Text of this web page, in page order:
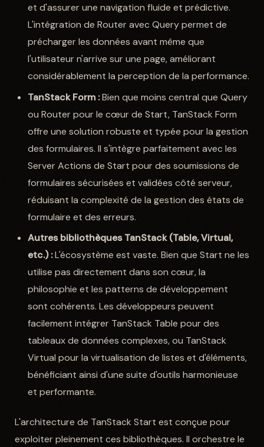
et d'assurer une navigation fluide et prédictive.
L'intégration de Router avec Query permet de
précharger les données avant même que
l'utilisateur n'arrive sur une page, améliorant
considérablement la perception de la performance.
TanStack Form :Bien que moins central que Query
ou Router pour le cœur de Start, TanStack Form
offre une solution robuste et typée pour la gestion
des formulaires. Il s'intègre parfaitement avec les
Server Actions de Start pour des soumissions de
formulaires sécurisées et validées côté serveur,
réduisant la complexité de la gestion des états de
formulaire et des erreurs.
Autres bibliothèques TanStack (Table, Virtual,
etc.) :L'écosystème est vaste. Bien que Start ne les
utilise pas directement dans son cœur, la
philosophie et les patterns de développement
sont cohérents. Les développeurs peuvent
facilement intégrer TanStack Table pour des
tableaux de données complexes, ou TanStack
Virtual pour la virtualisation de listes et d'éléments,
bénéficiant ainsi d'une suite d'outils harmonieuse
et performante.
L'architecture de TanStack Start est conçue pour
exploiter pleinement ces bibliothèques. Il orchestre le